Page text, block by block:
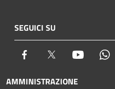
SEGUICI SU
Facebook Twitter Youtube
AMMINISTRAZIONE